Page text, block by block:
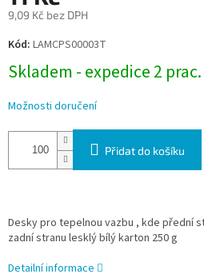
9,09 Kč bez DPH
Měrná
cena:
Kód: LAMCPS00003T
Skladem - expedice 2
Možnosti doručení
Přidat do košíku
Desky pro tepelnou vazbu , kde přední
zadní stranu lesklý bílý karton 250 g
Detailní informace